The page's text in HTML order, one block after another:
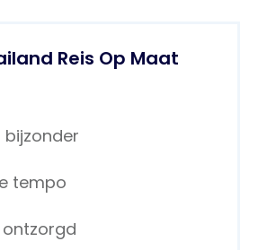
Reis Op Maat
bijzonder
tempo